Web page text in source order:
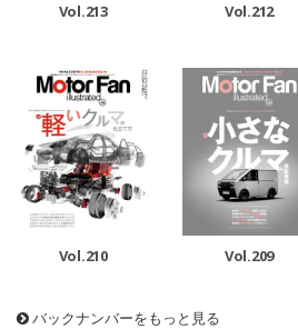
Vol.213 Vol.212
Vol.210 Vol.209
バックナンバーをもっと見る